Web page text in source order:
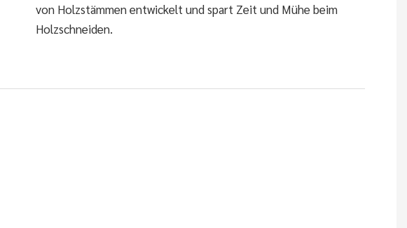
von Holzstämmen entwickelt und spart Zeit und Mühe beim
Holzschneiden.